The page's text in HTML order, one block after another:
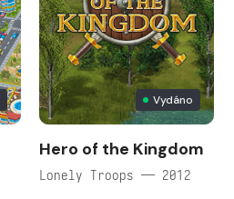
Vydáno
Hero of the Kingdom
Lonely Troops — 2012